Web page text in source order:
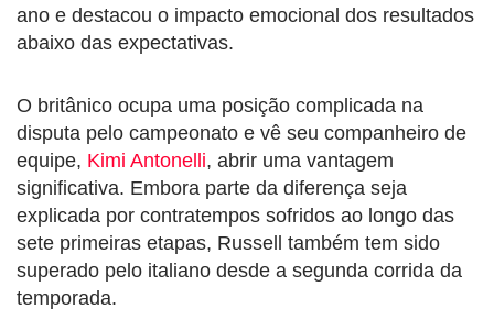
ano e destacou o impacto emocional dos resultados
abaixo das expectativas.
O britânico ocupa uma posição complicada na
disputa pelo campeonato e vê seu companheiro de
equipe, Kimi Antonelli, abrir uma vantagem
significativa. Embora parte da diferença seja
explicada por contratempos sofridos ao longo das
sete primeiras etapas, Russell também tem sido
superado pelo italiano desde a segunda corrida da
temporada.